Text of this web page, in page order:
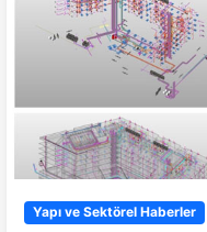
Yapı ve Sektörel Haberler